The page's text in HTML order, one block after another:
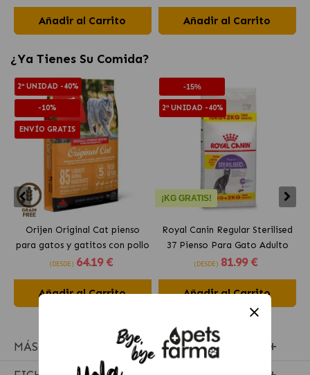
Añadir al Carrito Añadir al Carrito
¿Ya Tienes Su Comida?
2ª UNIDAD -40%
-10%
ENVÍO GRATIS
Orijen Original Cat pienso
para gatos y gatitos con pollo
(DESDE) 64.19 €
Añadir al Carrito
-15%
2ª UNIDAD -40%
¡KG GRATIS!
Royal Canin Regular Sterilised
37 Pienso Para Gato Adulto
Esterilizado
(DESDE) 81.99 €
Añadir al Carrito
MÁS INFORMACIÓN